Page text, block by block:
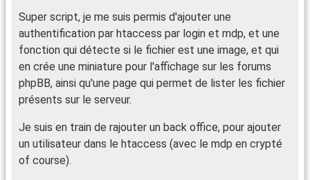
Super script, je me suis permis d'ajouter une
authentification par htaccess par login et mdp, et une
fonction qui détecte si le fichier est une image, et qui
en crée une miniature pour l'affichage sur les forums
phpBB, ainsi qu'une page qui permet de lister les fichier
présents sur le serveur.
Je suis en train de rajouter un back office, pour ajouter
un utilisateur dans le htaccess (avec le mdp en crypté
of course).